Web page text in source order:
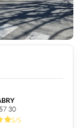
30
5/5